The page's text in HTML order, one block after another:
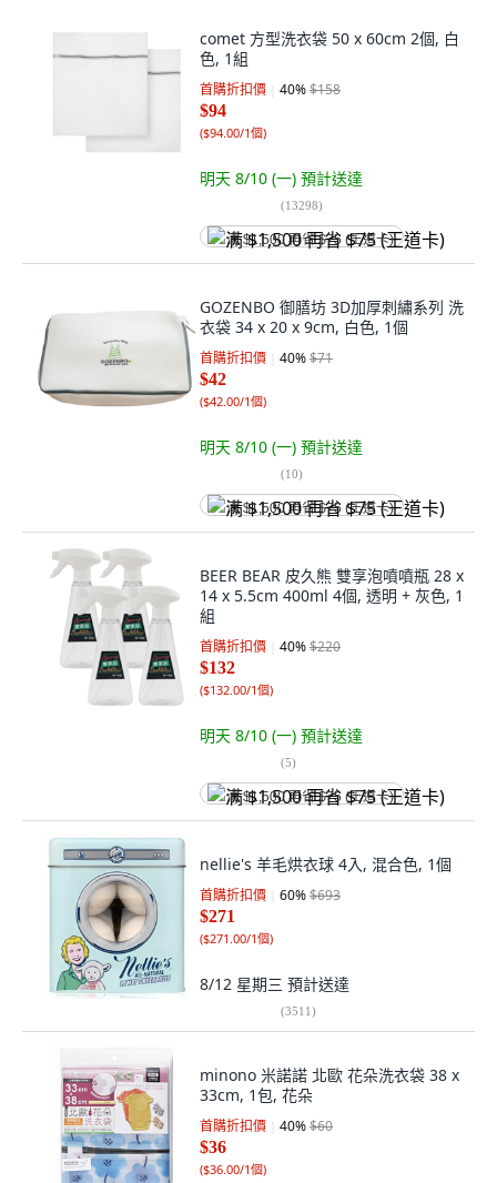
comet 方型洗衣袋 50 x 60cm 2個, 白
色, 1組
首購折扣價 40%$158
$94
($94.00/1個)
明天 8/10 (一) 預計送達
(13298)
满 $1,500 再省 $75 (王道卡)
GOZENBO 御膳坊 3D加厚刺繡系列 洗
衣袋 34 x 20 x 9cm, 白色, 1個
首購折扣價 40%$71
$42
($42.00/1個)
明天 8/10 (一) 預計送達
(10)
满 $1,500 再省 $75 (王道卡)
BEER BEAR 皮久熊 雙享泡噴噴瓶 28 x
14 x 5.5cm 400ml 4個, 透明 + 灰色, 1
組
首購折扣價 40%$220
$132
($132.00/1個)
明天 8/10 (一) 預計送達
(5)
满 $1,500 再省 $75 (王道卡)
nellie's 羊毛烘衣球 4入, 混合色, 1個
首購折扣價 60%$693
$271
($271.00/1個)
8/12 星期三 預計送達
(3511)
minono 米諾諾 北歐 花朵洗衣袋 38 x
33cm, 1包, 花朵
首購折扣價 40%$60
$36
($36.00/1個)